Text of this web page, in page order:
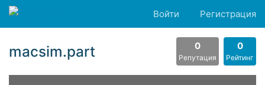
Войти Регистрация
macsim.part 0
Репутация
0
Рейтинг